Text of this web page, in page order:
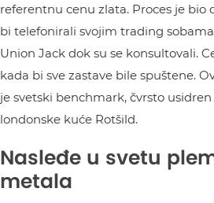
referentnu cenu zlata. Proces je bio
bi telefonirali svojim trading
Union Jack dok su se konsultovali.
kada bi sve zastave bile spuštene.
je svetski benchmark, čvrsto
londonske kuće Rotšild.
Nasleđe u svetu
metala